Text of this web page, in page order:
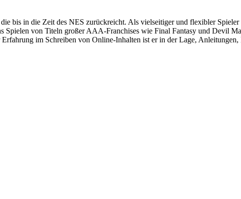
bis in die Zeit des NES zurückreicht. Als vielseitiger und flexibler
Spielen von Titeln großer AAA-Franchises wie Final Fantasy und Devil
im Schreiben von Online-Inhalten ist er in der Lage,